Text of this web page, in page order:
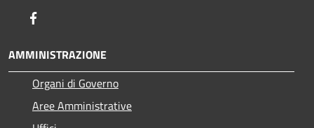
AMMINISTRAZIONE
Organi di Governo
Aree Amministrative